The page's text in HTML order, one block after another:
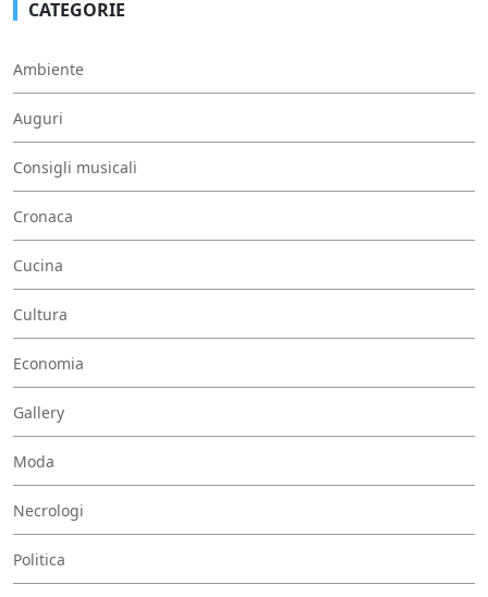
CATEGORIE
Ambiente
Auguri
Consigli musicali
Cronaca
Cucina
Cultura
Economia
Gallery
Moda
Necrologi
Politica